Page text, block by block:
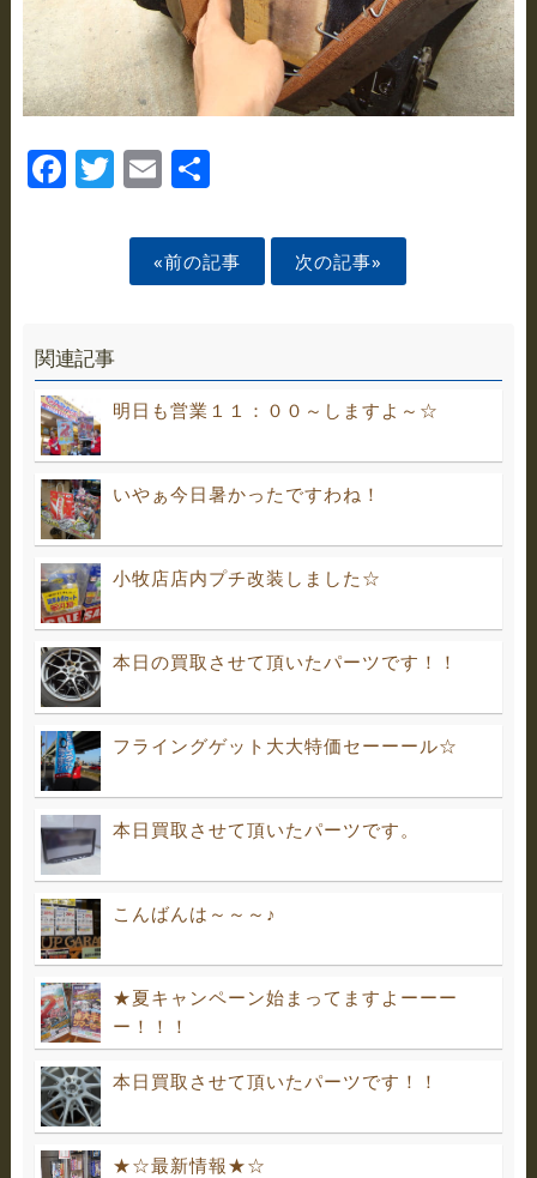
Facebook
Twitter
EmailShare
«前の記事 次の記事»
関連記事
明日も営業１１：００～しますよ～☆
いやぁ今日暑かったですわね！
小牧店店内プチ改装しました☆
本日の買取させて頂いたパーツです！！
フライングゲット大大特価セーーール☆
本日買取させて頂いたパーツです。
こんばんは～～～♪
★夏キャンペーン始まってますよーーー
ー！！！
本日買取させて頂いたパーツです！！
★☆最新情報★☆